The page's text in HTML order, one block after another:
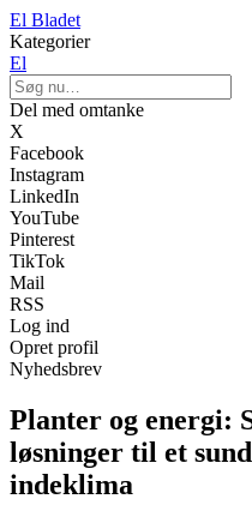
El Bladet
Kategorier
El
Del med omtanke
X
Facebook
Instagram
LinkedIn
YouTube
Pinterest
TikTok
Mail
RSS
Log ind
Opret profil
Nyhedsbrev
Planter og energi:
løsninger til et
indeklima